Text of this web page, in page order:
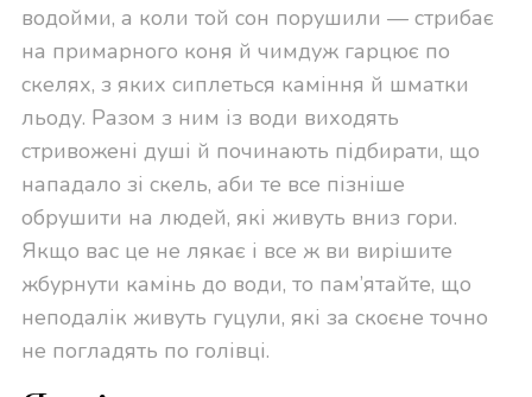
водойми, а коли той сон порушили — стрибає
на примарного коня й чимдуж гарцює по
скелях, з яких сиплеться каміння й шматки
льоду. Разом з ним із води виходять
стривожені душі й починають підбирати, що
нападало зі скель, аби те все пізніше
обрушити на людей, які живуть вниз гори.
Якщо вас це не лякає і все ж ви вирішите
жбурнути камінь до води, то пам’ятайте, що
неподалік живуть гуцули, які за скоєне точно
не погладять по голівці.